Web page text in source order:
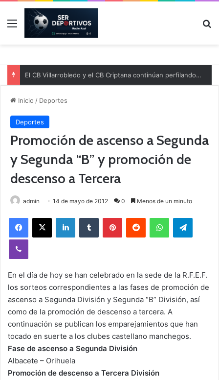
Menú
El CB Villarrobledo y el CB Criptana continúan perfilando sus plantillas
Inicio / Deportes
Deportes
Promoción de ascenso a Segunda
y Segunda “B” y promoción de
descenso a Tercera
admin 14 de mayo de 2012 0 Menos de un minuto
En el día de hoy se han celebrado en la sede de la R.F.E.F.
los sorteos correspondientes a las fases de promoción de
ascenso a Segunda División y Segunda “B” División, así
como de la promoción de descenso a tercera. A
continuación se publican los emparejamientos que han
tocado en suerte a los clubes castellano manchegos.
Fase de ascenso a Segunda División
Albacete – Orihuela
Promoción de descenso a Tercera División